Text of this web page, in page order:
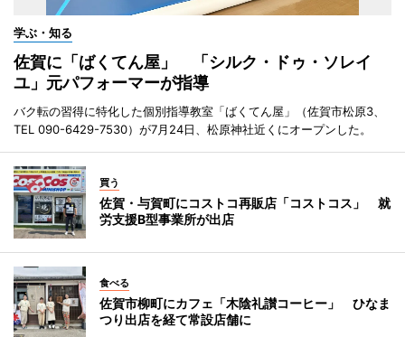
学ぶ・知る
佐賀に「ばくてん屋」 「シルク・ドゥ・ソレイ
ユ」元パフォーマーが指導
バク転の習得に特化した個別指導教室「ばくてん屋」（佐賀市松原3、
TEL 090-6429-7530）が7月24日、松原神社近くにオープンした。
買う
佐賀・与賀町にコストコ再販店「コストコス」 就
労支援B型事業所が出店
食べる
佐賀市柳町にカフェ「木陰礼讃コーヒー」 ひなま
つり出店を経て常設店舗に